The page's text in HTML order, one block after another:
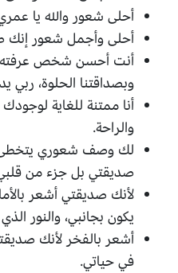
أحلى شعور والله يا
أحلى وأجمل شعور إنك
أنت أحسن شخص
وبصداقتنا الحلوة، ربي
أنا ممتنة للغاية
والراحة.
لك وصف شعوري
صديقتي بل جزء من
لأنك صديقتي أشعر
يكون بجانبي، والنور
أشعر بالفخر لأنك
في حياتي.